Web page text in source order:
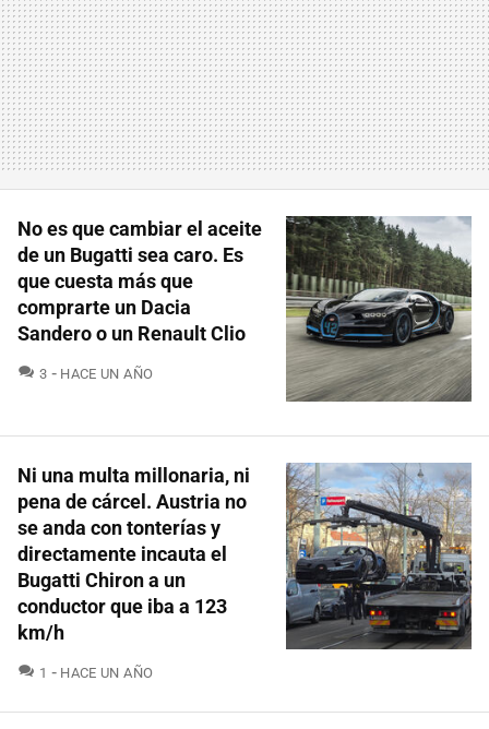
No es que cambiar el aceite
de un Bugatti sea caro. Es
que cuesta más que
comprarte un Dacia
Sandero o un Renault Clio
3 COMENTARIOS
HACE UN AÑO
Ni una multa millonaria, ni
pena de cárcel. Austria no
se anda con tonterías y
directamente incauta el
Bugatti Chiron a un
conductor que iba a 123
km/h
1 COMENTARIOS
HACE UN AÑO